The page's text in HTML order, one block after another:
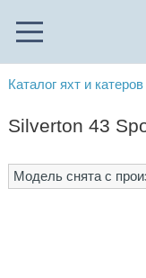
Каталог яхт и катеров
Silverton 43
Модель снята с